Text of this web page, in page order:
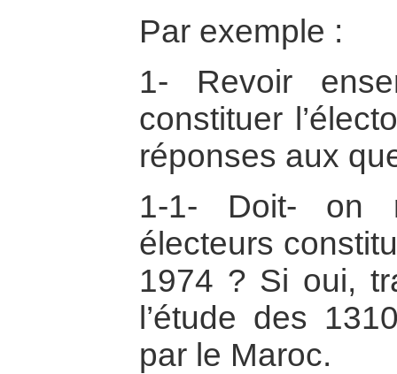
Par exemple :
1- Revoir
constituer
réponses aux
1-1- Doit- on
électeurs
1974 ? Si oui,
l’étude des
par le Maroc.